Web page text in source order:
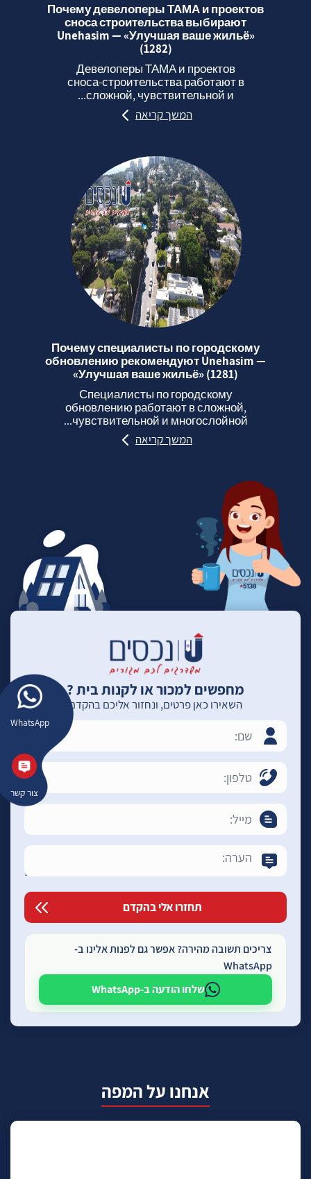
WhatsApp
צור קשר
Почему девелоперы ТАМА и проектов
сноса строительства выбирают
Unehasim — «Улучшая ваше жильё»
(1282)
Девелоперы ТАМА и проектов
сноса‑строительства работают в
сложной, чувствительной и...
המשך קריאה
Почему специалисты по городскому
обновлению рекомендуют Unehasim —
«Улучшая ваше жильё» (1281)
Специалисты по городскому
обновлению работают в сложной,
чувствительной и многослойной...
המשך קריאה
מחפשים למכור או לקנות בית ?
השאירו כאן פרטים, ונחזור אליכם בהקדם
צריכים תשובה מהירה? אפשר גם לפנות אלינו ב-
WhatsApp
שלחו הודעה ב-WhatsApp
אנחנו על המפה